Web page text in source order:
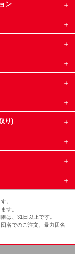
ン
り)
。
す。
は、31日以上です。
名でのご注文、暴力団名